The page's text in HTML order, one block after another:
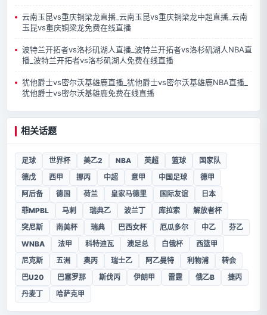
云南玉昆vs重庆铜梁龙直播_云南玉昆vs重庆铜梁龙中超直播_云南
玉昆vs重庆铜梁龙免费在线直播
波特兰开拓者vs洛杉矶湖人直播_波特兰开拓者vs洛杉矶湖人NBA直
播_波特兰开拓者vs洛杉矶湖人免费在线直播
犹他爵士vs密尔沃基雄鹿直播_犹他爵士vs密尔沃基雄鹿NBA直播_
犹他爵士vs密尔沃基雄鹿免费在线直播
相关话题
足球 世界杯 美乙2 NBA 英超 篮球
国家队
德戊
西甲 挪丙 中超 意甲 中国足球
德甲
阿后备
德国 荷兰 皇家马德里 国际友谊
日本
菲MPBL
马刺 瑞典乙 波兰丁 库拉索
解放者杯
突尼斯
南美杯 瑞典 巴西女杯 厄瓜多尔 中乙
芬乙
WNBA
法甲 科特迪瓦 澳足总 白俄杯
西篮甲
尼克斯
五洲 奥丙 瑞士乙 阿乙曼特 利物浦
转会
巴U20
巴塞罗那 斯伐丙 伊朗甲 雷霆 俄乙B
捷丙
丹麦丁
哈萨克甲